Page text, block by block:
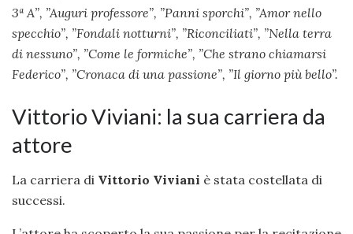
3ª A”, ”Auguri professore”, ”Panni sporchi”, ”Amor nello
specchio”, ”Fondali notturni”, ”Riconciliati”, ”Nella terra
di nessuno”, ”Come le formiche”, ”Che strano chiamarsi
Federico”, ”Cronaca di una passione”, ”Il giorno più bello”.
Vittorio Viviani: la sua carriera da
attore
La carriera di Vittorio Viviani è stata costellata di
successi.